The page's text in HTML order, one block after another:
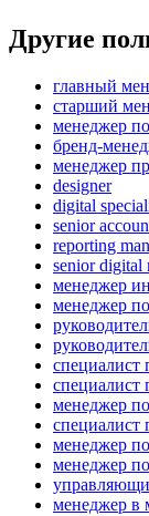
Другие
главный
старший
менеджер
бренд-
менеджер
designer
digital
senior
reporting
senior digital
менеджер
менеджер
специалист
специалист
менеджер
специалист
менеджер
менеджер
менеджер в